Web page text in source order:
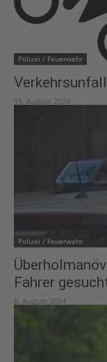
Polizei / Feuerwehr
19. August 2024
Polizei / Feuerwehr
Fahrer
6. August 2024